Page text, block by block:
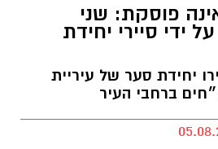
עבודה.
סיוע רפואי ראשוני בזירה
35, שלדברי עוברי אורח נפל מקומה
פוסקת: שני
ידי סיירי יחידת
יחידת סער של עיריית
ברחבי העיר